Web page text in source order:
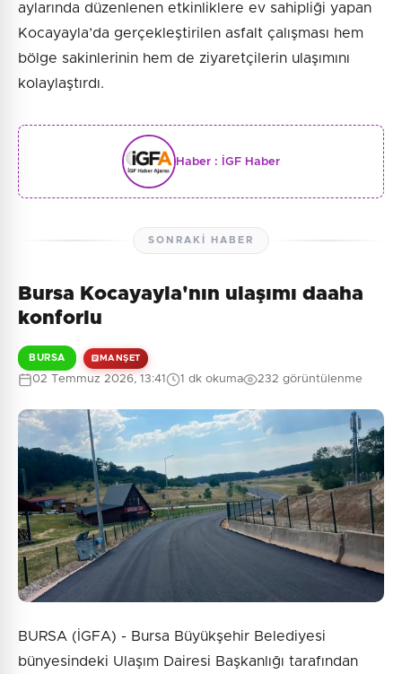
aylarında düzenlenen etkinliklere ev sahipliği yapan
Kocayayla’da gerçekleştirilen asfalt çalışması hem
bölge sakinlerinin hem de ziyaretçilerin ulaşımını
kolaylaştırdı.
Haber : İGF Haber
SONRAKI HABER
Bursa Kocayayla'nın ulaşımı daaha
konforlu
BURSA MANŞET
02 Temmuz 2026, 13:41 1 dk okuma 232 görüntülenme
BURSA (İGFA) - Bursa Büyükşehir Belediyesi
bünyesindeki Ulaşım Dairesi Başkanlığı tarafından